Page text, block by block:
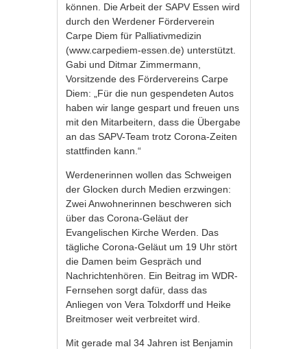
können. Die Arbeit der SAPV Essen wird
durch den Werdener Förderverein
Carpe Diem für Palliativmedizin
(www.carpediem-essen.de) unterstützt.
Gabi und Ditmar Zimmermann,
Vorsitzende des Fördervereins Carpe
Diem: „Für die nun gespendeten Autos
haben wir lange gespart und freuen uns
mit den Mitarbeitern, dass die Übergabe
an das SAPV-Team trotz Corona-Zeiten
stattfinden kann.“
Werdenerinnen wollen das Schweigen
der Glocken durch Medien erzwingen:
Zwei Anwohnerinnen beschweren sich
über das Corona-Geläut der
Evangelischen Kirche Werden. Das
tägliche Corona-Geläut um 19 Uhr stört
die Damen beim Gespräch und
Nachrichtenhören. Ein Beitrag im WDR-
Fernsehen sorgt dafür, dass das
Anliegen von Vera Tolxdorff und Heike
Breitmoser weit verbreitet wird.
Mit gerade mal 34 Jahren ist Benjamin